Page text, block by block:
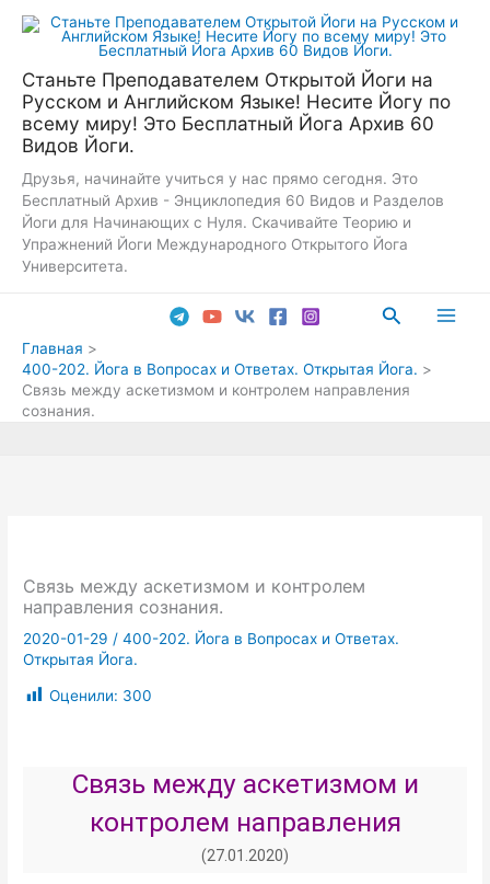
Перейти
Станьте Преподавателем Открытой Йоги на
Русском и Английском Языке! Несите Йогу по
всему миру! Это Бесплатный Йога Архив 60
Видов Йоги.
Друзья, начинайте учиться у нас прямо сегодня. Это
Бесплатный Архив - Энциклопедия 60 Видов и Разделов
Йоги для Начинающих с Нуля. Скачивайте Теорию и
Упражнений Йоги Международного Открытого Йога
Университета.
Поиск
Главная
400-202. Йога в Вопросах и Ответах. Открытая Йога.
Связь между аскетизмом и контролем направления
сознания.
Связь между аскетизмом и контролем
направления сознания.
2020-01-29 /400-202. Йога в Вопросах и Ответах.
Открытая Йога.
Оценили: 300
Связь между аскетизмом и
контролем направления
сознания.
(27.01.2020)